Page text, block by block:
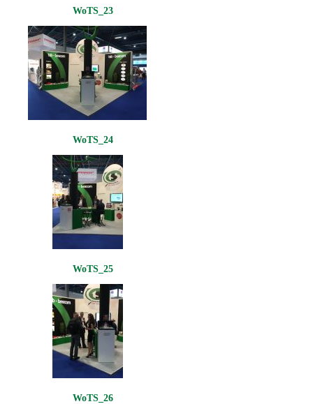
WoTS_23
WoTS_24
WoTS_25
WoTS_26